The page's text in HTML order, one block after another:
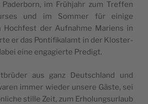
im Früh­jahr zum Tref­fen
und im Som­mer für eini­ge
Hoch­fest der Auf­nah­me Mariens in
er das Pon­ti­fi­ka­lamt in der Klos­ter­
eine enga­gier­te Predigt.
aus ganz Deu­ts­chland und
immer wie­der unse­re Gäs­te, sei
sti­lle Zeit, zum Erho­lung­sur­laub